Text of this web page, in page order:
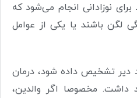
نوزادانی انجام می‌شود که
لگن باشند یا یکی از عوامل
دیر تشخیص داده شود، درمان
داشت. مخصوصا اگر والدین،